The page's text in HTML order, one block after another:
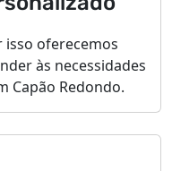
isso oferecemos
às necessidades
Capão Redondo.